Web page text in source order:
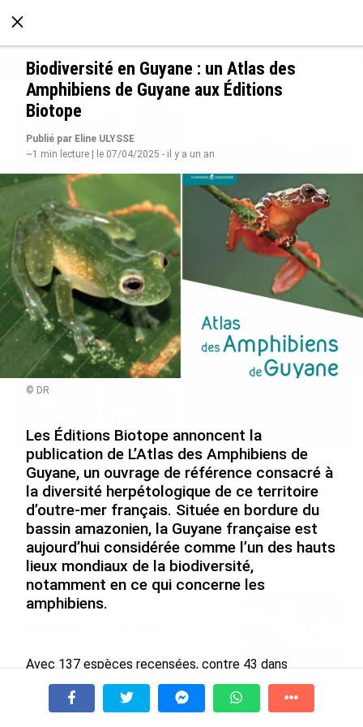
À LA UNE POLITIQUE ECONOMIE SOCIÉTÉ
Hôpitaux des Outre-mer (7/10). À Saint-Pierre-
et-Miquelon, « l’isolement rend la télémédecine
indispensable au fonctionnement de l’hôpital »
le 10/08/2026
Grandes figures des Outre-
mer : Jane et Paulette
Nardal, les sœurs
martiniquaises au cœur du
mouvement de la négritude
le 09/08/2026
SÉRIE. Histoire des chefs-
lieux d’Outre-mer : Nouméa,
une capitale construite par
le bagne, le nickel et le
Pacifique
le 08/08/2026
Rapport 2025 de l’Ifremer : un
le 07/08/2026
De Messi à Trump : l’expérience
internationale du Martiniquais Benoît
À la une Tv Radio A Propos
Biodiversité en Guyane : un Atlas des
Amphibiens de Guyane aux Éditions
Biotope
Publié par Eline ULYSSE
~1 min lecture | le 07/04/2025 - il y a un an
© DR
Les Éditions Biotope annoncent la
publication de L’Atlas des Amphibiens de
Guyane, un ouvrage de référence consacré à
la diversité herpétologique de ce territoire
d’outre-mer français. Située en bordure du
bassin amazonien, la Guyane française est
aujourd’hui considérée comme l’un des hauts
lieux mondiaux de la biodiversité,
notamment en ce qui concerne les
amphibiens.
Avec 137 espèces recensées, contre 43 dans
années 2000, la Guyane présente une richesse
remarquable. Cette diversité est le fruit d’une histoire